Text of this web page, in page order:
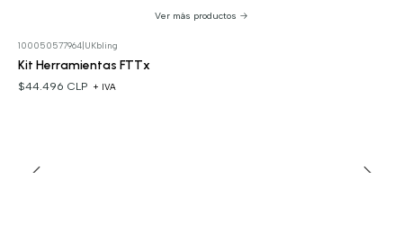
Ver más productos
100050577964| UKbling
Kit Herramientas FTTx
$44.496 CLP + IVA